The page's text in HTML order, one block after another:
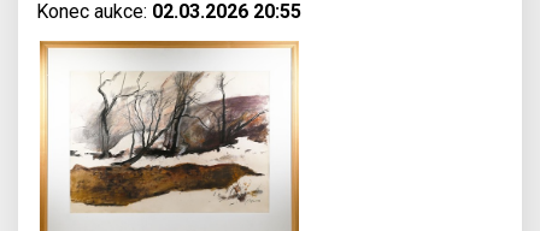
Konec aukce: 02.03.2026 20:55